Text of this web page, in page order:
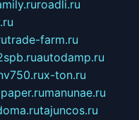
roadli.ru
trade-farm.ru
autodamp.ru
x-ton.ru
manunae.ru
tajuncos.ru